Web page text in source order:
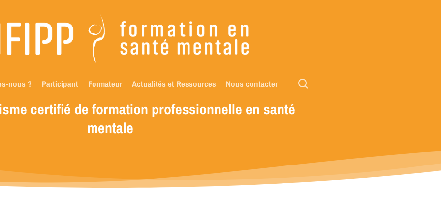
nous ? Participant Formateur Actualités et Ressources Nous contacter
certifié de formation professionnelle en santé
mentale